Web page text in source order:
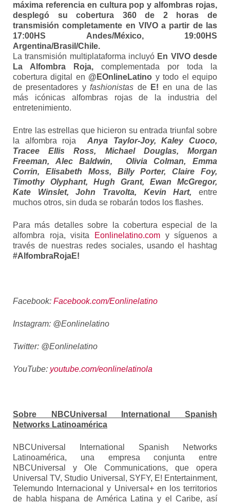
máxima referencia en cultura pop y alfombras rojas,
desplegó su cobertura 360 de 2 horas de
transmisión completamente en VIVO a partir de las
17:00HS Andes/México, 19:00HS
Argentina/Brasil/Chile.
La transmisión multiplataforma incluyó En VIVO desde
La Alfombra Roja, complementada por toda la
cobertura digital en @EOnlineLatino y todo el equipo
de presentadores yfashionistas deE! en una de las
más icónicas alfombras rojas de la industria del
entretenimiento.
Entre las estrellas que hicieron su entrada triunfal sobre
la alfombra roja Anya Taylor-Joy, Kaley Cuoco,
Tracee Ellis Ross, Michael Douglas, Morgan
Freeman, Alec Baldwin, Olivia Colman, Emma
Corrin, Elisabeth Moss, Billy Porter, Claire Foy,
Timothy Olyphant, Hugh Grant, Ewan McGregor,
Kate Winslet, John Travolta, Kevin Hart, entre
muchos otros, sin duda se robarán todos los flashes.
Para más detalles sobre la cobertura especial de la
alfombra roja, visita
Eonlinelatino.com y síguenos a
través de nuestras redes sociales, usando el hashtag
#AlfombraRojaE!
Facebook: Facebook.com/Eonlinelatino
Instagram: @Eonlinelatino
Twitter: @Eonlinelatino
YouTube: youtube.com/eonlinelatinola
Sobre NBCUniversal International Spanish
Networks Latinoamérica
NBCUniversal International Spanish Networks
Latinoamérica, una empresa conjunta entre
NBCUniversal y Ole Communications, que opera
Universal TV, Studio Universal, SYFY, E! Entertainment,
Telemundo Internacional y Universal+ en los territorios
de habla hispana de América Latina y el Caribe, así